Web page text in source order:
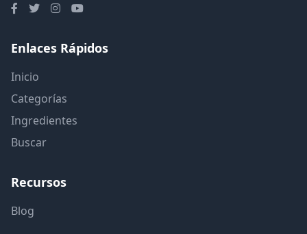
Enlaces Rápidos
Inicio
Categorías
Ingredientes
Buscar
Recursos
Blog